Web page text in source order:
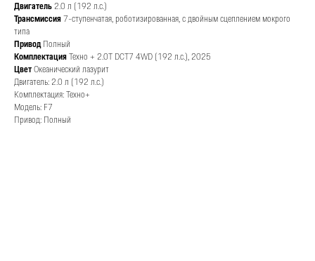
Двигатель2.0 л (192 л.с.)
Трансмиссия7-ступенчатая, роботизированная, с двойным сцеплением мокрого
типа
ПриводПолный
КомплектацияТехно + 2.0T DCT7 4WD (192 л.с.), 2025
ЦветОкеанический лазурит
Двигатель: 2.0 л (192 л.с.)
Комплектация: Техно+
Модель: F7
Привод: Полный